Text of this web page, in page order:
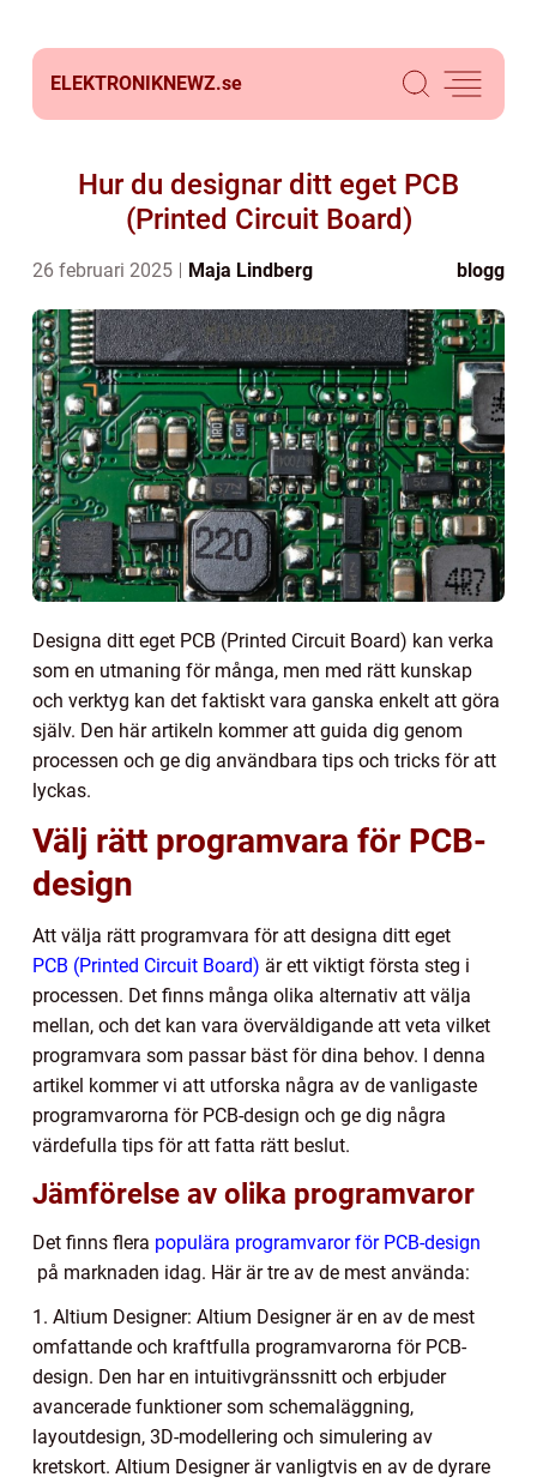
ELEKTRONIKNEWZ.se
Hur du designar ditt eget PCB
(Printed Circuit Board)
26 februari 2025 Maja Lindberg blogg
Designa ditt eget PCB (Printed Circuit Board) kan verka
som en utmaning för många, men med rätt kunskap
och verktyg kan det faktiskt vara ganska enkelt att göra
själv. Den här artikeln kommer att guida dig genom
processen och ge dig användbara tips och tricks för att
lyckas.
Välj rätt programvara för PCB-
design
Att välja rätt programvara för att designa ditt eget
PCB (Printed Circuit Board) är ett viktigt första steg i
processen. Det finns många olika alternativ att välja
mellan, och det kan vara överväldigande att veta vilket
programvara som passar bäst för dina behov. I denna
artikel kommer vi att utforska några av de vanligaste
programvarorna för PCB-design och ge dig några
värdefulla tips för att fatta rätt beslut.
Jämförelse av olika programvaror
Det finns flera populära programvaror för PCB-design
på marknaden idag. Här är tre av de mest använda:
1. Altium Designer: Altium Designer är en av de mest
omfattande och kraftfulla programvarorna för PCB-
design. Den har en intuitivgränssnitt och erbjuder
avancerade funktioner som schemaläggning,
layoutdesign, 3D-modellering och simulering av
kretskort. Altium Designer är vanligtvis en av de dyrare